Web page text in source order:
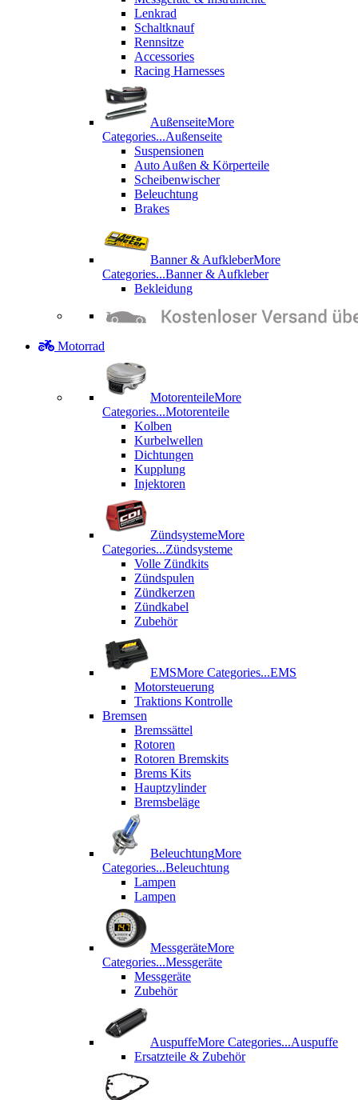
Lenkrad
Schaltknauf
Rennsitze
Accessories
Racing Harnesses
AußenseiteMore
Categories...Außenseite
Suspensionen
Auto Außen & Körperteile
Scheibenwischer
Beleuchtung
Brakes
Banner & AufkleberMore
Categories...Banner & Aufkleber
Bekleidung
Motorrad
MotorenteileMore
Categories...Motorenteile
Kolben
Kurbelwellen
Dichtungen
Kupplung
Injektoren
ZündsystemeMore
Categories...Zündsysteme
Volle Zündkits
Zündspulen
Zündkerzen
Zündkabel
Zubehör
EMSMore Categories...EMS
Motorsteuerung
Traktions Kontrolle
Bremsen
Bremssättel
Rotoren
Rotoren Bremskits
Brems Kits
Hauptzylinder
Bremsbeläge
BeleuchtungMore
Categories...Beleuchtung
Lampen
Lampen
MessgeräteMore
Categories...Messgeräte
Messgeräte
Zubehör
AuspuffeMore Categories...Auspuffe
Ersatzteile & Zubehör